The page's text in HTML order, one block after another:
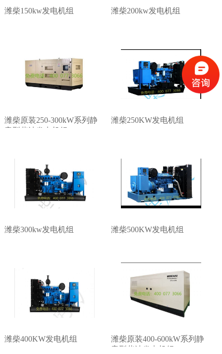
潍柴150kw发电机组 潍柴200kw发电机组
潍柴原装250-300kW系列静
音型柴油发电机组
潍柴250KW发电机组
潍柴300kw发电机组 潍柴500KW发电机组
潍柴400KW发电机组
潍柴原装400-600kW系列静
音型柴油发电机组